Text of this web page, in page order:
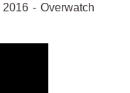
- Overwatch